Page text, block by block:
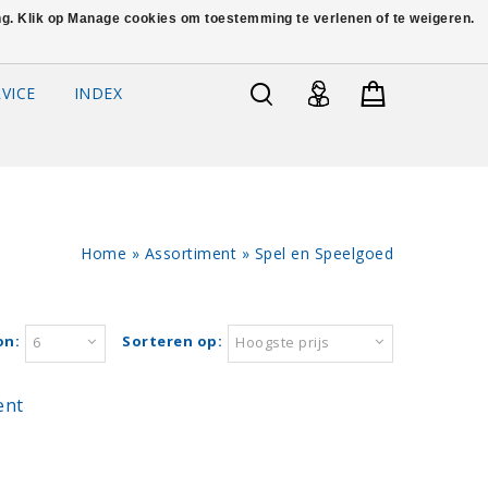
INDEX
Home » Assortiment » Spel en Speelgoed
Sorteren op: Hoogste prijs
6
Klik op Manage cookies om toestemming te verlenen of te weigeren.